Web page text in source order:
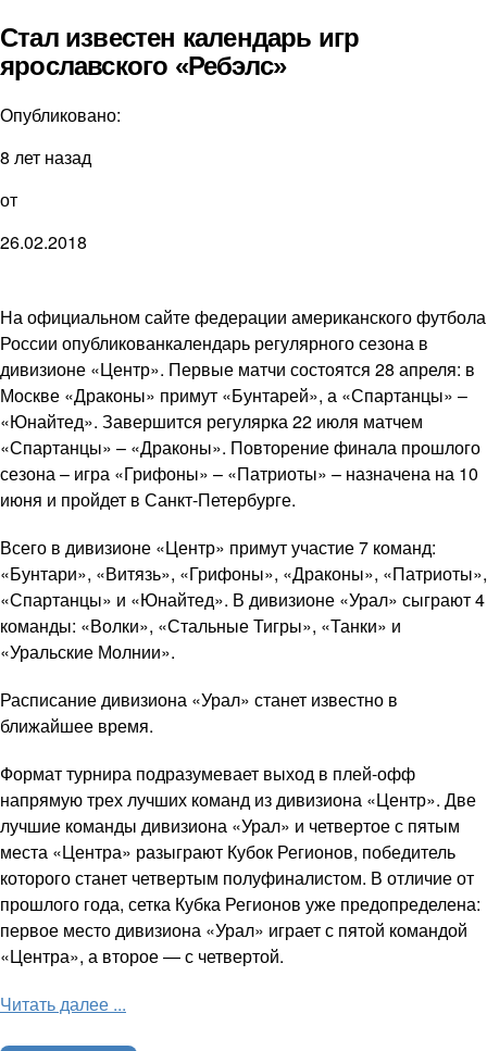
Стал известен календарь игр
ярославского «Ребэлс»
Опубликовано:
8 лет назад
от
26.02.2018
На официальном сайте федерации американского футбола
России опубликованкалендарь регулярного сезона в
дивизионе «Центр». Первые матчи состоятся 28 апреля: в
Москве «Драконы» примут «Бунтарей», а «Спартанцы» –
«Юнайтед». Завершится регулярка 22 июля матчем
«Спартанцы» – «Драконы». Повторение финала прошлого
сезона – игра «Грифоны» – «Патриоты» – назначена на 10
июня и пройдет в Санкт-Петербурге.
Всего в дивизионе «Центр» примут участие 7 команд:
«Бунтари», «Витязь», «Грифоны», «Драконы», «Патриоты»,
«Спартанцы» и «Юнайтед». В дивизионе «Урал» сыграют 4
команды: «Волки», «Стальные Тигры», «Танки» и
«Уральские Молнии».
Расписание дивизиона «Урал» станет известно в
ближайшее время.
Формат турнира подразумевает выход в плей-офф
напрямую трех лучших команд из дивизиона «Центр». Две
лучшие команды дивизиона «Урал» и четвертое с пятым
места «Центра» разыграют Кубок Регионов, победитель
которого станет четвертым полуфиналистом. В отличие от
прошлого года, сетка Кубка Регионов уже предопределена:
первое место дивизиона «Урал» играет с пятой командой
«Центра», а второе — с четвертой.
Читать далее ...